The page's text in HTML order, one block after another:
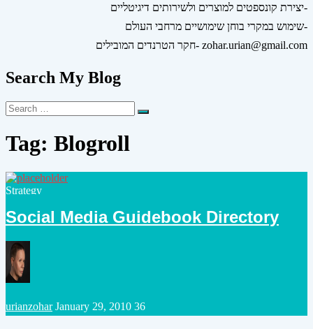
יצירת קונספטים למוצרים ולשירותים דיגיטליים-
שימוש במקרי בוחן שימושיים מרחבי העולם-
חקר הטרנדים המובילים- zohar.urian@gmail.com
Search My Blog
Search
for:
Search
Tag: Blogroll
Posted
Strategy
Social Media Guidebook Directory
Posted
urianzohar January 29, 2010 36